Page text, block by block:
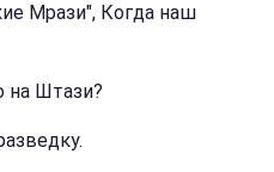
Мрази", Когда наш
на Штази?